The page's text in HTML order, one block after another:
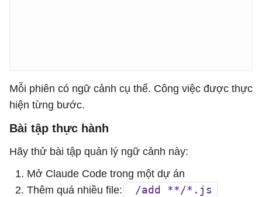
Mỗi phiên có ngữ cảnh cụ thể. Công việc được thực
hiện từng bước.
Bài tập thực hành
Hãy thử bài tập quản lý ngữ cảnh này:
Mở Claude Code trong một dự án
Thêm quá nhiều file:
/add **/*.js